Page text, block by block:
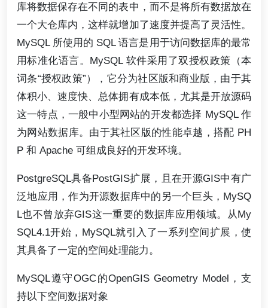
库将数据保存在不同的表中，而不是将所有数据放在
一个大仓库内，这样就增加了速度并提高了灵活性。
MySQL 所使用的 SQL 语言是用于访问数据库的最常
用标准化语言。MySQL 软件采用了双授权政策（本
词条“授权政策”），它分为社区版和商业版，由于其
体积小、速度快、总体拥有成本低，尤其是开放源码
这一特点，一般中小型网站的开发都选择 MySQL 作
为网站数据库。由于其社区版的性能卓越，搭配 PH
P 和 Apache 可组成良好的开发环境。
PostgreSQL具备PostGIS扩展，且在开源GIS中有广
泛地应用，作为开源数据库中的另一个巨头，MySQ
L也不曾放弃GIS这一重要的数据库应用领域。从My
SQL4.1开始，MySQL就引入了一系列空间扩展，使
其具备了一定的空间处理能力。
MySQL遵守OGC的OpenGIS Geometry Model，支
持以下空间数据对象